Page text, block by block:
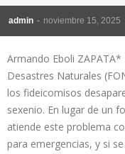
admin - noviembre 15, 2025
Armando Eboli
Desastres Naturales
los fideicomisos
sexenio. En lugar de un
atiende este problema
para emergencias, y si